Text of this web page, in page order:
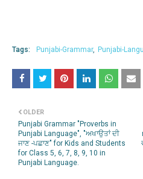
Tags: Punjabi-Grammar Punjabi-
OLDER
Punjabi Grammar "Proverbs in
Punjabi Language", "ਅਖਾਉਤਾਂ ਦੀ
ਜਾਣ -ਪਛਾਣ" for Kids and Students
for Class 5, 6, 7, 8, 9, 10 in
Punjabi Language.